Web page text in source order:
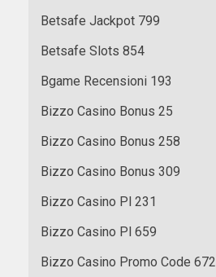
Betsafe Jackpot 799
Betsafe Slots 854
Bgame Recensioni 193
Bizzo Casino Bonus 25
Bizzo Casino Bonus 258
Bizzo Casino Bonus 309
Bizzo Casino Pl 231
Bizzo Casino Pl 659
Bizzo Casino Promo Code 672